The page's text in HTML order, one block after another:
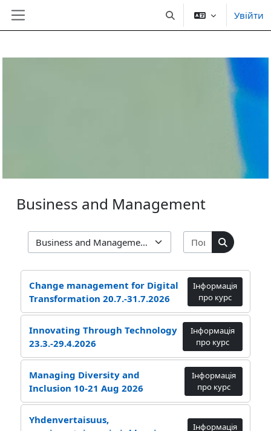
Перейти до головного вмісту
Бокова панель Переключити Увійти
Business and Management
Категорії курсів
Пошук курсів
Пошук
Change management for Digital
Transformation 20.7.-31.7.2026
Інформація
про курс
Innovating Through Technology
23.3.-29.4.2026
Інформація
про курс
Managing Diversity and
Inclusion 10-21 Aug 2026
Інформація
про курс
Yhdenvertaisuus,
Інформація